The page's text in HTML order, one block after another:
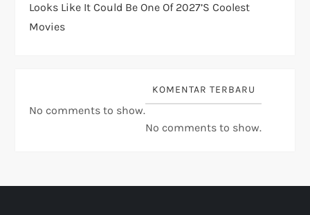
Looks Like It Could Be One Of 2027’s Coolest
Movies
No comments to show.
KOMENTAR TERBARU
No comments to show.